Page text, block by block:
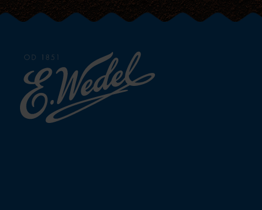
Strona
głowna
Wedel.pl